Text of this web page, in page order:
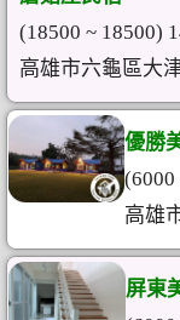
(18500 ~ 18500)
高雄市六龜區大
優勝
(6000
高雄
屏東